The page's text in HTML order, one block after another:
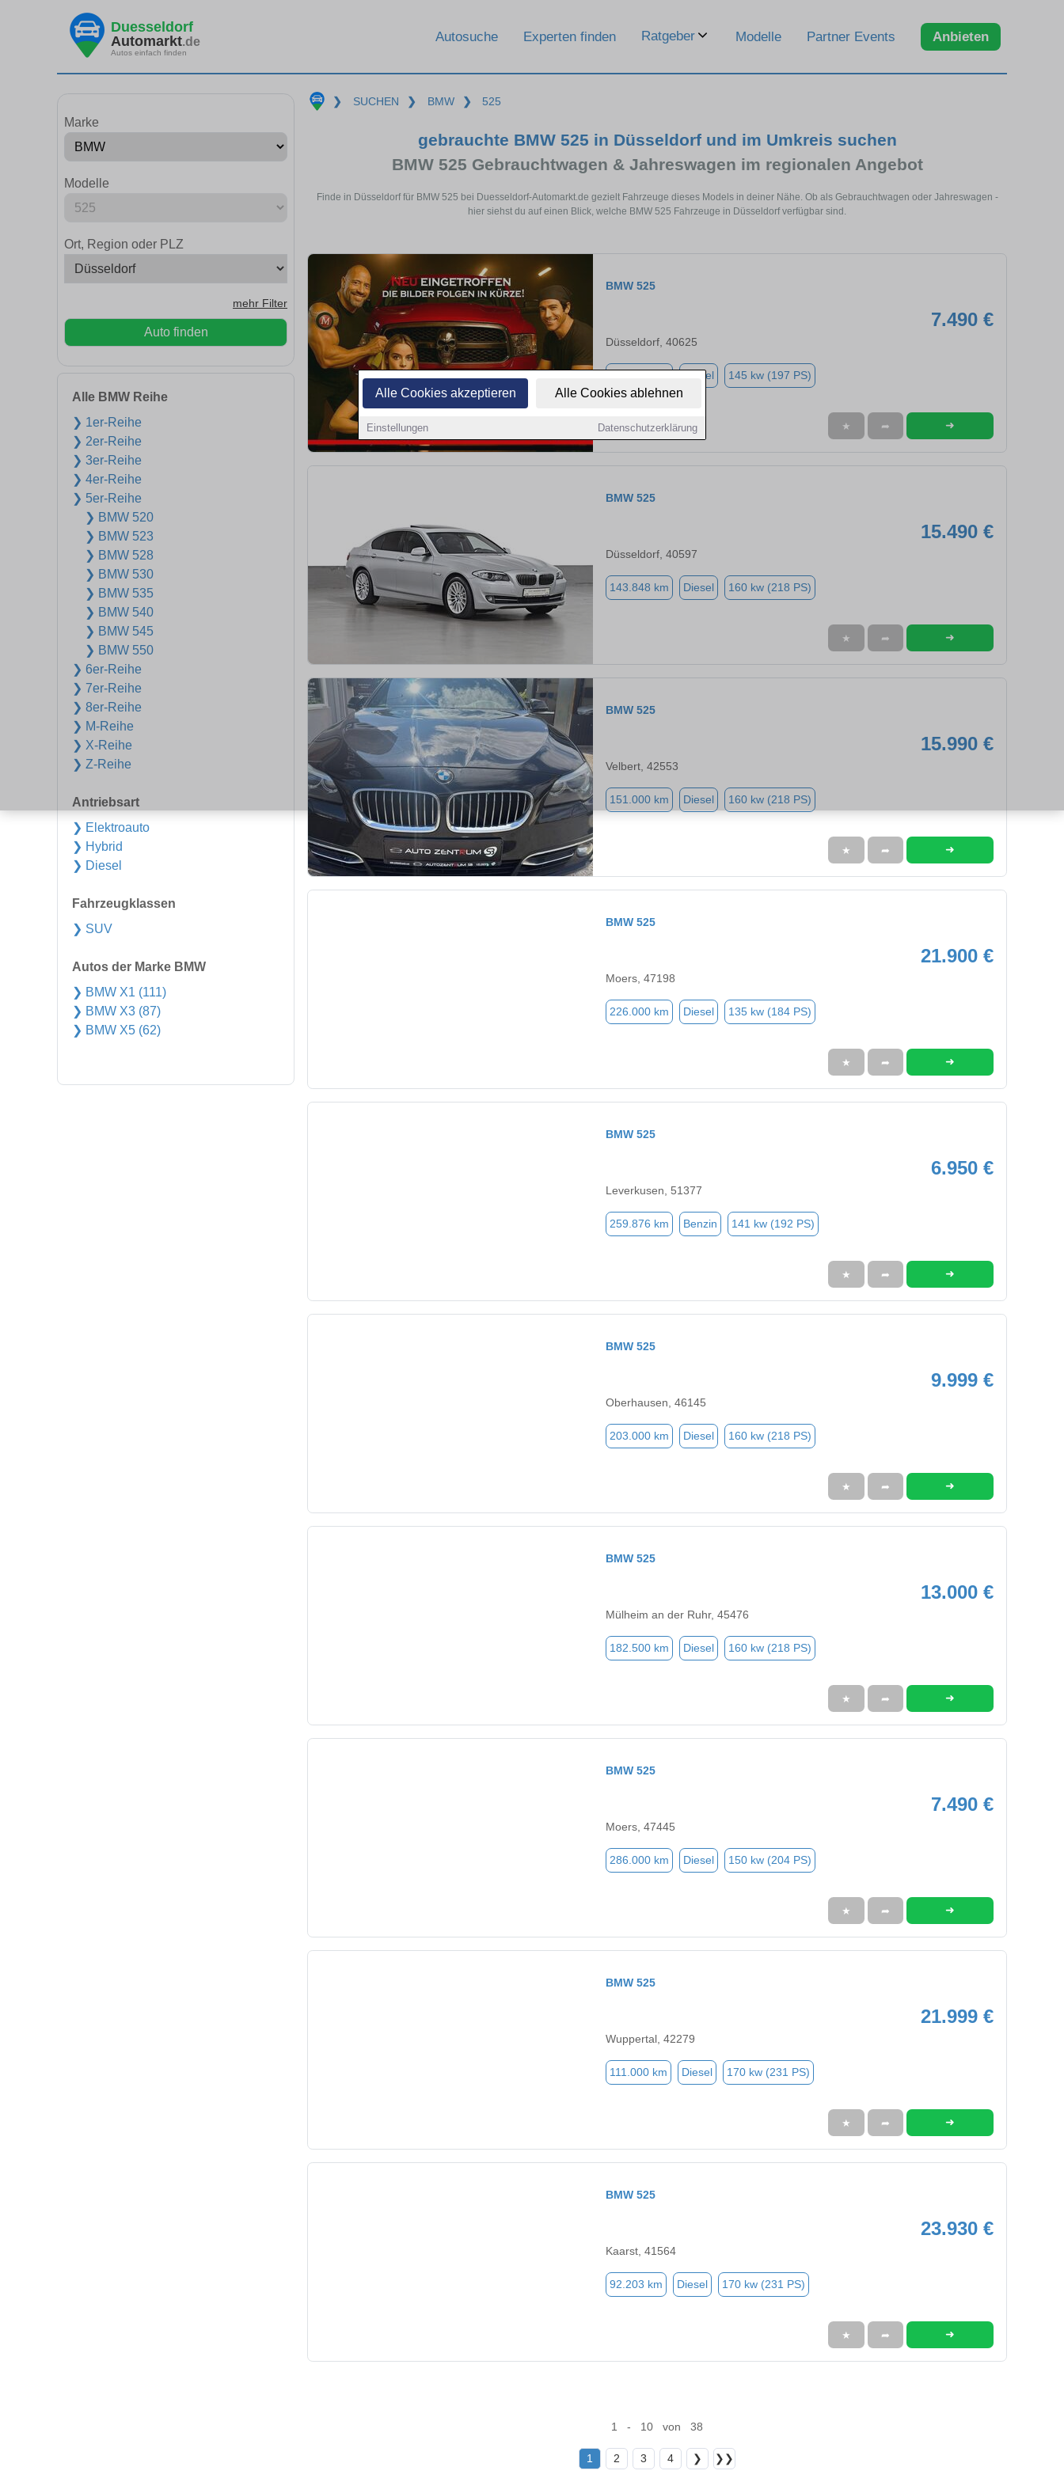
Alle Cookies akzeptieren Alle Cookies ablehnen
Einstellungen Datenschutzerklärung
Duesseldorf
Automarkt.de
Autos einfach finden
Autosuche Experten finden Ratgeber Modelle Partner Events Anbieten
Marke
Modelle
Ort, Region oder PLZ
mehr Filter
Auto finden
Alle BMW Reihe
❯ 1er-Reihe
❯ 2er-Reihe
❯ 3er-Reihe
❯ 4er-Reihe
❯ 5er-Reihe
❯ BMW 520
❯ BMW 523
❯ BMW 528
❯ BMW 530
❯ BMW 535
❯ BMW 540
❯ BMW 545
❯ BMW 550
❯ 6er-Reihe
❯ 7er-Reihe
❯ 8er-Reihe
❯ M-Reihe
❯ X-Reihe
❯ Z-Reihe
Antriebsart
❯ Elektroauto
❯ Hybrid
❯ Diesel
Fahrzeugklassen
❯ SUV
Autos der Marke BMW
❯ BMW X1 (111)
❯ BMW X3 (87)
❯ BMW X5 (62)
❯ SUCHEN ❯ BMW ❯ 525
gebrauchte BMW 525 in Düsseldorf und im Umkreis suchen
BMW 525 Gebrauchtwagen & Jahreswagen im regionalen Angebot
Finde in Düsseldorf für BMW 525 bei Duesseldorf-Automarkt.de gezielt Fahrzeuge dieses Models in deiner Nähe. Ob als Gebrauchtwagen oder Jahreswagen -
hier siehst du auf einen Blick, welche BMW 525 Fahrzeuge in Düsseldorf verfügbar sind.
BMW 525
7.490 €
Düsseldorf, 40625
Diesel 145 kw (197 PS)
★ ➦ ➜
BMW 525
15.490 €
Düsseldorf, 40597
143.848 km Diesel 160 kw (218 PS)
★ ➦ ➜
BMW 525
15.990 €
Velbert, 42553
151.000 km Diesel 160 kw (218 PS)
★ ➦ ➜
BMW 525
21.900 €
Moers, 47198
226.000 km Diesel 135 kw (184 PS)
★ ➦ ➜
BMW 525
6.950 €
Leverkusen, 51377
259.876 km Benzin 141 kw (192 PS)
★ ➦ ➜
BMW 525
9.999 €
Oberhausen, 46145
203.000 km Diesel 160 kw (218 PS)
★ ➦ ➜
BMW 525
13.000 €
Mülheim an der Ruhr, 45476
182.500 km Diesel 160 kw (218 PS)
★ ➦ ➜
BMW 525
7.490 €
Moers, 47445
286.000 km Diesel 150 kw (204 PS)
★ ➦ ➜
BMW 525
21.999 €
Wuppertal, 42279
111.000 km Diesel 170 kw (231 PS)
★ ➦ ➜
BMW 525
23.930 €
Kaarst, 41564
92.203 km Diesel 170 kw (231 PS)
★ ➦ ➜
1 - 10 von 38
1 2 3 4 ❯ ❯❯